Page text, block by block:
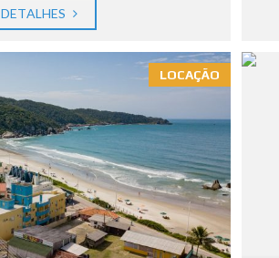
DETALHES
LOCAÇÃO